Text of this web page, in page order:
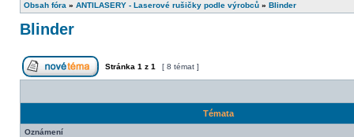
Obsah fóra » ANTILASERY - Laserové rušičky podle výrobců » Blinder
Blinder
Stránka 1 z 1 [ 8 témat ]
Témata
Oznámení